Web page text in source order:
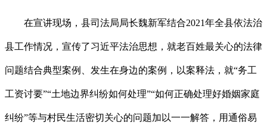
在宣讲现场，县司法局局长魏新军结合2021年全县依法治
县工作情况，宣传了习近平法治思想，就老百姓最关心的法律
问题结合典型案例、发生在身边的案例，以案释法，就“务工
工资讨要”“土地边界纠纷如何处理”“如何正确处理好婚姻家庭
纠纷”等与村民生活密切关心的问题加以一一解答，用通俗易